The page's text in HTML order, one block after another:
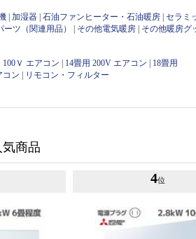
|加湿器 |石油ファンヒーター・石油暖房 |セラミ
ーツ（関連用品） その他電気暖房 その他暖房グ
100Ｖ エアコン 14畳用 200V エアコン
18畳用
コン リモコン・フィルター
商品
4位